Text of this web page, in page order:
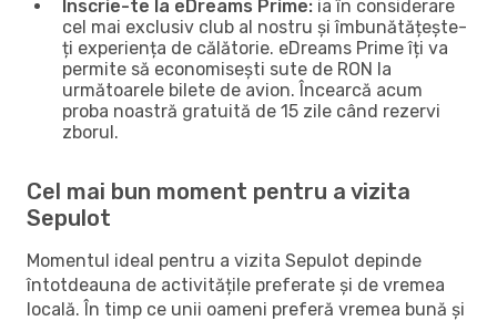
Înscrie-te la eDreams Prime: ia în considerare
cel mai exclusiv club al nostru și îmbunătățește-
ți experiența de călătorie. eDreams Prime îți va
permite să economisești sute de RON la
următoarele bilete de avion. Încearcă acum
proba noastră gratuită de 15 zile când rezervi
zborul.
Cel mai bun moment pentru a vizita
Sepulot
Momentul ideal pentru a vizita Sepulot depinde
întotdeauna de activitățile preferate și de vremea
locală. În timp ce unii oameni preferă vremea bună și